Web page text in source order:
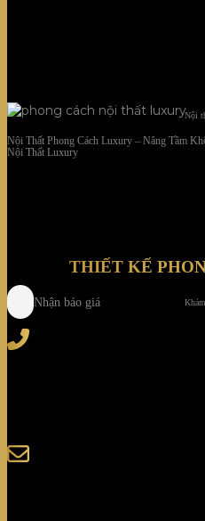
Nội
Nội Thất Phong Cách Luxury – Nâng Tầm
Nội Thất Luxury
THIẾT KẾ
Nhận báo giá